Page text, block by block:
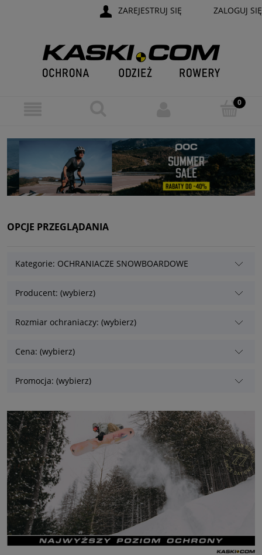
ZAREJESTRUJ SIĘ ZALOGUJ SIĘ
OPCJE PRZEGLĄDANIA
Kategorie: OCHRANIACZE SNOWBOARDOWE
Producent: (wybierz)
Rozmiar ochraniaczy: (wybierz)
Cena: (wybierz)
Promocja: (wybierz)